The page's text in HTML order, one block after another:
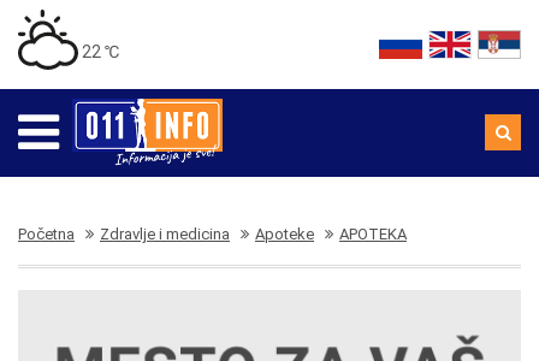
22 ℃
Početna Zdravlje i medicina Apoteke APOTEKA